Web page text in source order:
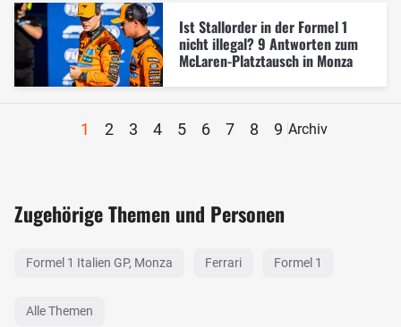
Ist Stallorder in der Formel 1
nicht illegal? 9 Antworten zum
McLaren-Platztausch in Monza
1 2 3 4 5 6 7 8 9 Archiv
Zugehörige Themen und Personen
Formel 1 Italien GP, Monza Ferrari Formel 1
Alle Themen